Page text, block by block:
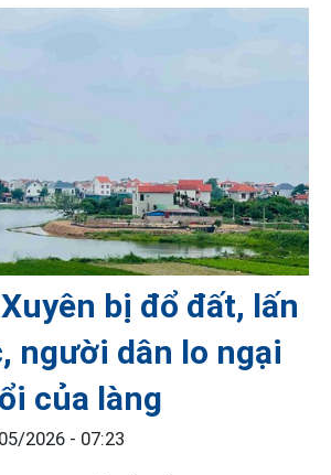
bị đổ đất, lấn
người dân lo ngại
của làng
2026 - 07:23